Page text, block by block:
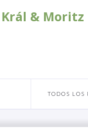
&
TODOS LOS